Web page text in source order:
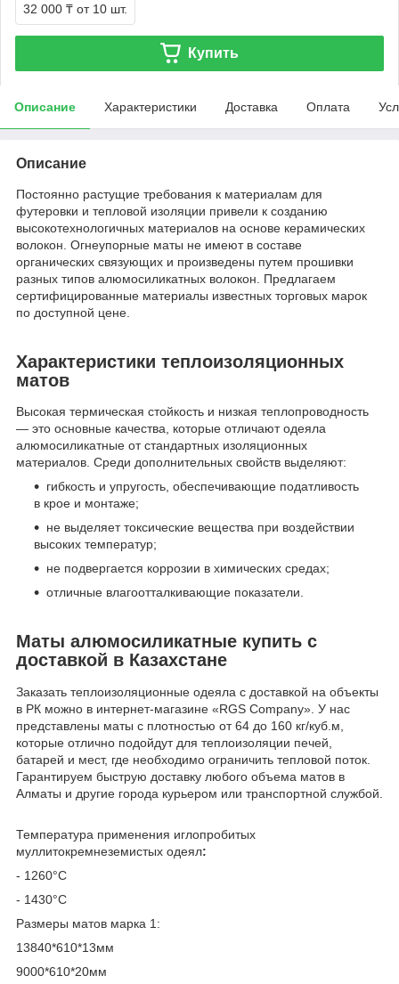
32 000 ₸ от 10 шт.
Купить
Описание Характеристики Доставка Оплата
Описание
Постоянно растущие требования к материалам для
футеровки и тепловой изоляции привели к созданию
высокотехнологичных материалов на основе керамических
волокон. Огнеупорные маты не имеют в составе
органических связующих и произведены путем прошивки
разных типов алюмосиликатных волокон. Предлагаем
сертифицированные материалы известных торговых марок
по доступной цене.
Характеристики теплоизоляционных
матов
Высокая термическая стойкость и низкая теплопроводность
— это основные качества, которые отличают одеяла
алюмосиликатные от стандартных изоляционных
материалов. Среди дополнительных свойств выделяют:
гибкость и упругость, обеспечивающие податливость
в крое и монтаже;
не выделяет токсические вещества при воздействии
высоких температур;
не подвергается коррозии в химических средах;
отличные влагоотталкивающие показатели.
Маты алюмосиликатные купить с
доставкой в Казахстане
Заказать теплоизоляционные одеяла с доставкой на объекты
в РК можно в интернет-магазине «RGS Company». У нас
представлены маты с плотностью от 64 до 160 кг/куб.м,
которые отлично подойдут для теплоизоляции печей,
батарей и мест, где необходимо ограничить тепловой поток.
Гарантируем быструю доставку любого объема матов в
Алматы и другие города курьером или транспортной службой.
Температура применения иглопробитых
муллитокремнеземистых одеял:
- 1260°C
- 1430°C
Размеры матов марка 1:
13840*610*13мм
9000*610*20мм